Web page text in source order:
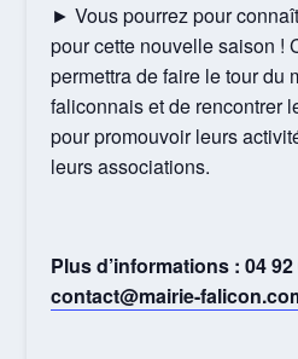
► Vous pourrez pour
pour cette nouvelle saison !
permettra de faire le tour du
faliconnais et de rencontrer
pour promouvoir leurs
leurs associations.
Plus d’informations : 04 92
contact@mairie-